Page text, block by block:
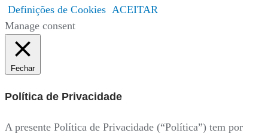
Definições de Cookies ACEITAR
Manage consent
Fechar
Política de Privacidade
A presente Política de Privacidade (“Política”) tem por